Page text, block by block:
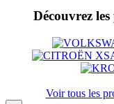
Découvrez
Voir tous les